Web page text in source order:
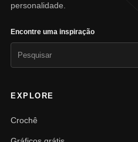
personalidade.
Encontre uma inspiração
EXPLORE
Crochê